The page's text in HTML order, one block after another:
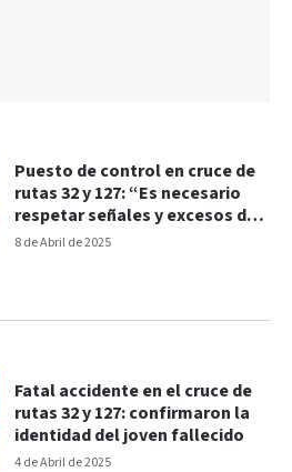
8 de Abril de 2025
Puesto de control en cruce de
rutas 32 y 127: “Es necesario
respetar señales y excesos de
velocidad”
4 de Abril de 2025
Fatal accidente en el cruce de
rutas 32 y 127: confirmaron la
identidad del joven fallecido